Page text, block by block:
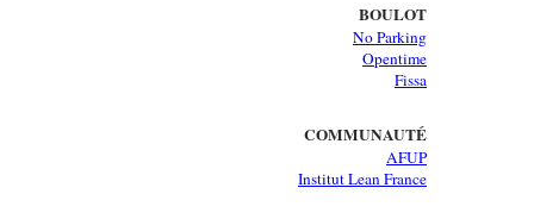
BOULOT
No Parking
Opentime
Fissa
COMMUNAUTÉ
AFUP
Institut Lean France